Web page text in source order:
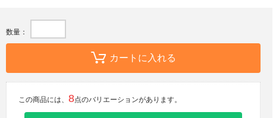
数量：
カートに入れる
この商品には、 8点のバリエーションがあります。